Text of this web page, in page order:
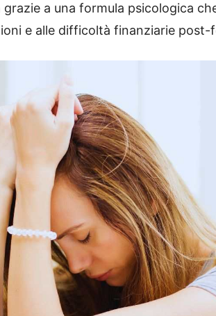
a una formula psicologica
e alle difficoltà finanziarie post-